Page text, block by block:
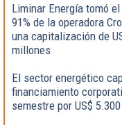
Liminar Energía tomó
91% de la operadora
una capitalización de
millones
El sector energético
financiamiento
semestre por US$